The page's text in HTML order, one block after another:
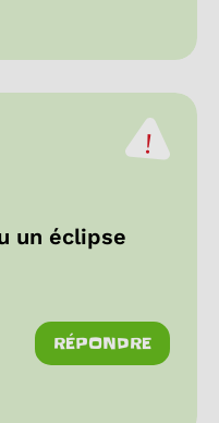
un éclipse
réactions
RÉPONDRE